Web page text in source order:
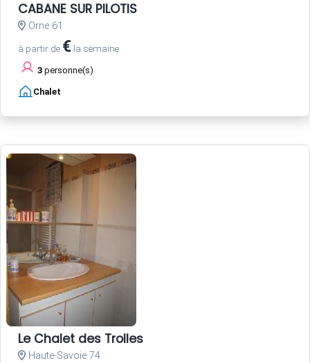
CABANE SUR PILOTIS
Orne 61
à partir de € la semaine
3 personne(s)
Chalet
Le Chalet des Trolles
Haute-Savoie 74